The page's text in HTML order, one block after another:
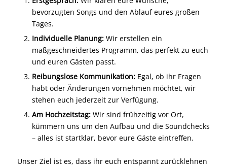
bevorzugten Songs und den Ablauf eures großen
Tages.
Individuelle Planung:Wir erstellen ein
maßgeschneidertes Programm, das perfekt zu euch
und euren Gästen passt.
Reibungslose Kommunikation:Egal, ob ihr Fragen
habt oder Änderungen vornehmen möchtet, wir
stehen euch jederzeit zur Verfügung.
Am Hochzeitstag:Wir sind frühzeitig vor Ort,
kümmern uns um den Aufbau und die Soundchecks
– alles ist startklar, bevor eure Gäste eintreffen.
Unser Ziel ist es, dass ihr euch entspannt zurücklehnen